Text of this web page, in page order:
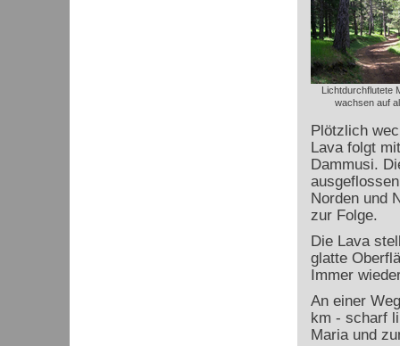
Lichtdurchflutete
wachsen auf
Plötzlich
Lava folgt
Dammusi.
Norden und
zur Folge.
Die Lava
glatte
Immer
An einer
km - scharf
Maria und